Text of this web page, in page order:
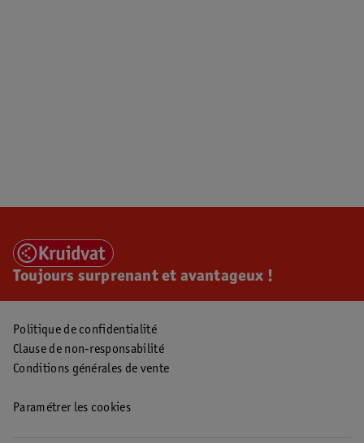
Toujours surprenant et avantageux !
Politique de confidentialité
Clause de non-responsabilité
Conditions générales de vente
Paramétrer les cookies